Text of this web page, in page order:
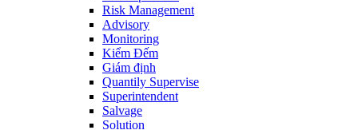
Risk Management
Advisory
Monitoring
Kiểm Đếm
Giám định
Quantily Supervise
Superintendent
Salvage
Solution